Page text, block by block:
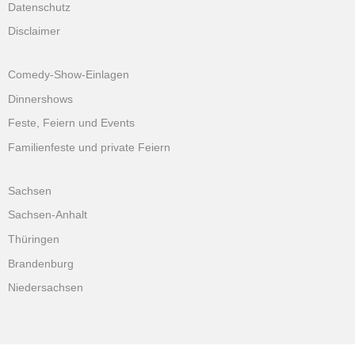
Datenschutz
Disclaimer
Comedy-Show-Einlagen
Dinnershows
Feste, Feiern und Events
Familienfeste und private Feiern
Sachsen
Sachsen-Anhalt
Thüringen
Brandenburg
Niedersachsen